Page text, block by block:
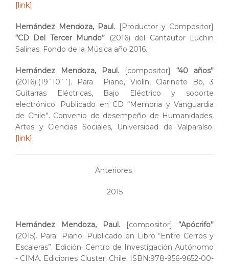
[link]
Hernández Mendoza, Paul. [Productor y Compositor]
“CD Del Tercer Mundo”
(2016) del Cantautor Luchin
Salinas. Fondo de la Música año 2016..
Hernández Mendoza, Paul. [compositor] “40 años”
(2016).(19`10``). Para Piano, Violín, Clarinete Bb, 3
Guitarras Eléctricas, Bajo Eléctrico y soporte
electrónico. Publicado en CD “Memoria y Vanguardia
de Chile”. Convenio de desempeño de Humanidades,
Artes y Ciencias Sociales, Universidad de Valparaíso.
[link]
Anteriores
2015
Hernández Mendoza, Paul. [compositor] “Apócrifo”
(2015). Para Piano. Publicado en Libro “Entre Cerros y
Escaleras”. Edición: Centro de Investigación Autónomo
- CIMA. Ediciones Cluster. Chile. ISBN:978-956-9652-00-